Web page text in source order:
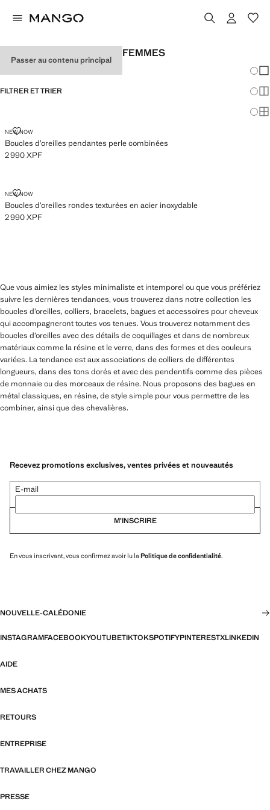
Passer au contenu principal
BIJOUX FANTAISIE POUR FEMMES
FILTRER ET TRIER
NEW NOW
Boucles d’oreilles pendantes perle combinées
BOUCLES D’OREILLES PENDANTES PERLE COMBINÉES
Prix actuel [2 990 XPF ]
2 990 XPF
NEW NOW
Boucles d’oreilles rondes texturées en acier inoxydable
BOUCLES D’OREILLES RONDES TEXTURÉES EN ACIER INOXYDABLE
Prix actuel [2 990 XPF ]
2 990 XPF
Que vous aimiez les styles minimaliste et intemporel ou que vous préfériez
suivre les dernières tendances, vous trouverez dans notre collection les
boucles d’oreilles, colliers, bracelets, bagues et accessoires pour cheveux
qui accompagneront toutes vos tenues. Vous trouverez notamment des
boucles d’oreilles avec des détails de coquillages et dans de nombreux
matériaux comme la résine et le verre, dans des formes et des couleurs
variées. La tendance est aux associations de colliers de différentes
longueurs, dans des tons dorés et avec des pendentifs comme des pièces
de monnaie ou des morceaux de résine. Nous proposons des bagues en
métal classiques, en résine, de style simple pour vous permettre de les
combiner, ainsi que des chevalières.
Recevez promotions exclusives, ventes privées et nouveautés
E-mail
M’INSCRIRE
En vous inscrivant, vous confirmez avoir lu la Politique de confidentialité.
NOUVELLE-CALÉDONIE
INSTAGRAMFACEBOOKYOUTUBETIKTOKSPOTIFYPINTERESTXLINKEDIN
AIDE
MES ACHATS
RETOURS
ENTREPRISE
TRAVAILLER CHEZ MANGO
PRESSE